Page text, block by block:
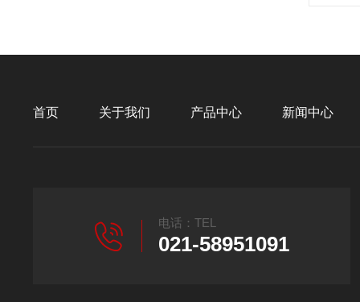
首页 关于我们 产品中心 新闻中心
电话：TEL
021-58951091